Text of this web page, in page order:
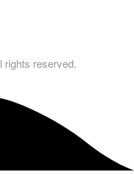
rights reserved.